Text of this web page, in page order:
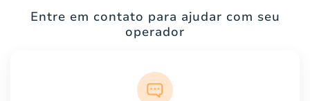
Entre em contato para ajudar com seu
operador